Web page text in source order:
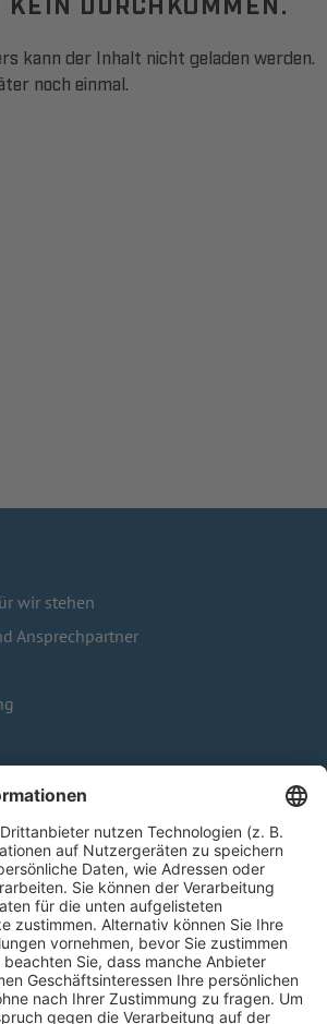
kann der Inhalt nicht geladen werden.
noch einmal.
wir stehen
Ansprechpartner
SEITEN